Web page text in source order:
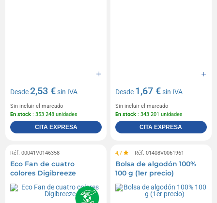
Desde2,53 €sin IVA
Sin incluir el marcado
En stock : 353 248 unidades
CITA EXPRESA
Desde 1,67 €sin IVA
Sin incluir el marcado
En stock : 343 201 unidades
CITA EXPRESA
Réf. 00041V0146358
Eco Fan de cuatro
colores Digibreeze
4,7 Réf. 01408V0061961
Bolsa de algodón 100%
100 g (1er precio)